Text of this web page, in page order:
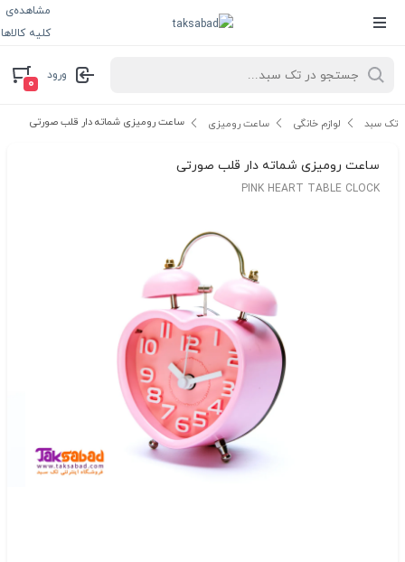
مشاهده‌ی
کلیه کالاها
ورود
۰
تک سبد لوازم خانگی ساعت رومیزی ساعت رومیزی شماته دار قلب صورتی
ساعت رومیزی شماته دار قلب صورتی
PINK HEART TABLE CLOCK